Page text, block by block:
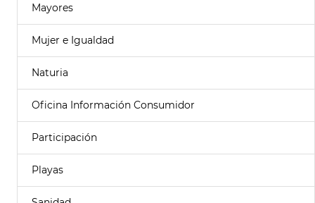
Mayores
Mujer e Igualdad
Naturia
Oficina Información Consumidor
Participación
Playas